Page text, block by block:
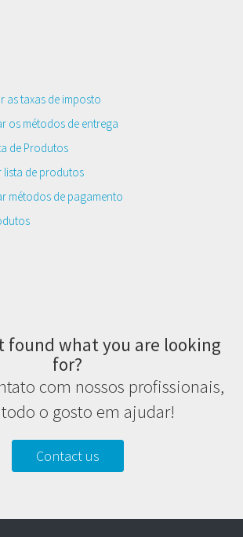
as taxas de imposto
os métodos de entrega
de Produtos
de produtos
métodos de pagamento
found what you are looking
for?
com nossos profissionais,
o gosto em ajudar!
Contact us